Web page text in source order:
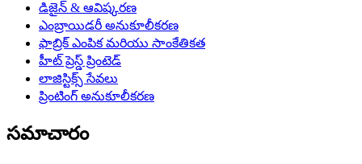
డిజైన్ & ఆవిష్కరణ
ఎంబ్రాయిడరీ అనుకూలీకరణ
ఫాబ్రిక్ ఎంపిక మరియు సాంకేతికత
హీట్ ప్రెస్డ్ ప్రింటెడ్
లాజిస్టిక్స్ సేవలు
ప్రింటింగ్ అనుకూలీకరణ
సమాచారం